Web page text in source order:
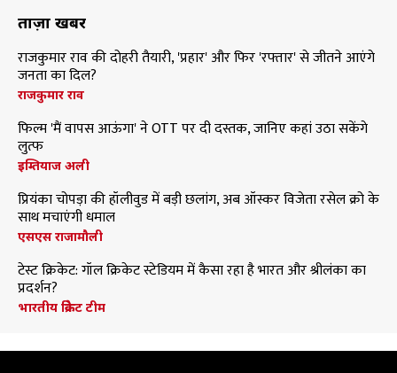
ताज़ा खबरें
राजकुमार राव की दोहरी तैयारी, 'प्रहार' और फिर 'रफ्तार' से जीतने आएंगे
जनता का दिल?
राजकुमार राव
फिल्म 'मैं वापस आऊंगा' ने OTT पर दी दस्तक, जानिए कहां उठा सकेंगे
लुत्फ
इम्तियाज अली
प्रियंका चोपड़ा की हॉलीवुड में बड़ी छलांग, अब ऑस्कर विजेता रसेल क्रो के
साथ मचाएंगी धमाल
एसएस राजामौली
टेस्ट क्रिकेट: गॉल क्रिकेट स्टेडियम में कैसा रहा है भारत और श्रीलंका का
प्रदर्शन?
भारतीय क्रिकेट टीम